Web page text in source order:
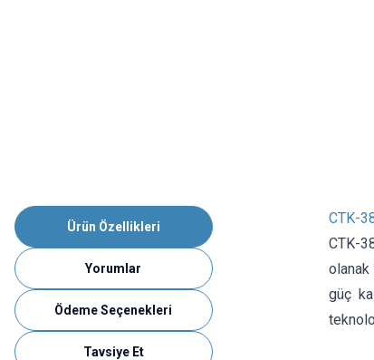
Ürün Özellikleri
Yorumlar
Ödeme Seçenekleri
Tavsiye Et
CTK-
CTK-
güç